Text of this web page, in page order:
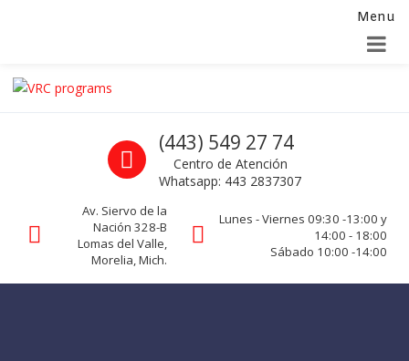
Menu
Skip to navigation
Skip to content
La seguridad de su empresa es nuestro negocio.
Call us
(443) 549 27 74
Centro de Atención
Whatsapp: 443 2837307
Av. Siervo de la
Nación 328-B
Lomas del Valle,
Morelia, Mich.
Lunes - Viernes 09:30 -13:00 y
14:00 - 18:00
Sábado 10:00 -14:00